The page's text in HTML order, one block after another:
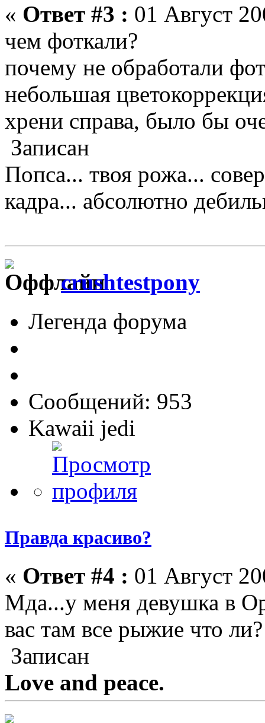
« Ответ #3 : 01 Август
чем фоткали?
почему не обработали
небольшая
хрени справа, было бы
Записан
Попса... твоя рожа...
кадра... абсолютно
crushtestpony
Легенда форума
Сообщений: 953
Kawaii jedi
Правда красиво?
« Ответ #4 : 01 Август
Мда...у меня девушка в
вас там все рыжие что
Записан
Love and peace.